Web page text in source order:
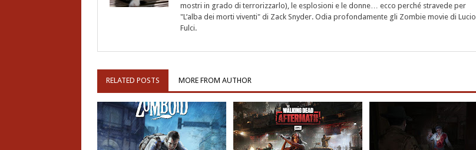
mostri in grado di terrorizzarlo), le esplosioni e le donne… ecco perché stravede per
"L’alba dei morti viventi" di Zack Snyder. Odia profondamente gli Zombie movie di Lucio
Fulci.
RELATED POSTS MORE FROM AUTHOR